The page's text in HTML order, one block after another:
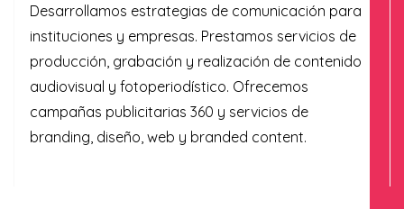
Desarrollamos estrategias de comunicación para
instituciones y empresas. Prestamos servicios de
producción, grabación y realización de contenido
audiovisual y fotoperiodístico. Ofrecemos
campañas publicitarias 360 y servicios de
branding, diseño, web y branded content.